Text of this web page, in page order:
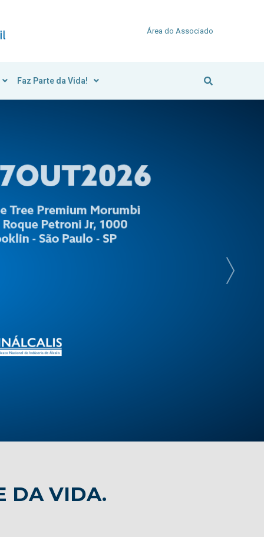
Área do Associado
Faz Parte da Vida!
DA VIDA.